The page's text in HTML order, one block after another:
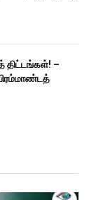
திட்டங்கள்! –